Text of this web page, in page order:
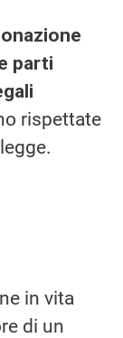
parti
rispettate
in vita
di un